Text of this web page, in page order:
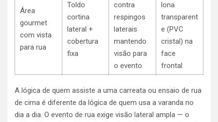
Área
gourmet
com vista
para rua
Toldo
cortina
lateral +
cobertura
fixa
contra
respingos
laterais
mantendo
visão para
o evento
lona
transparent
e (PVC
cristal) na
face
frontal
A lógica de quem assiste a uma carreata ou ensaio de rua
de cima é diferente da lógica de quem usa a varanda no
dia a dia. O evento de rua exige visão lateral ampla — o